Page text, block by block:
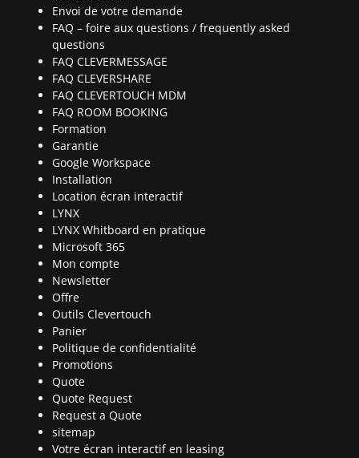
Envoi de votre demande
FAQ – foire aux questions / frequently asked
questions
FAQ CLEVERMESSAGE
FAQ CLEVERSHARE
FAQ CLEVERTOUCH MDM
FAQ ROOM BOOKING
Formation
Garantie
Google Workspace
Installation
Location écran interactif
LYNX
LYNX Whitboard en pratique
Microsoft 365
Mon compte
Newsletter
Offre
Outils Clevertouch
Panier
Politique de confidentialité
Promotions
Quote
Quote Request
Request a Quote
sitemap
Votre écran interactif en leasing